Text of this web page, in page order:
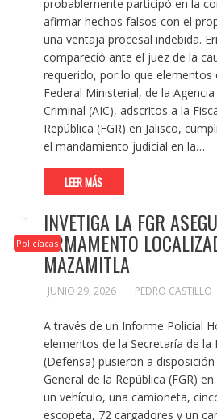
probablemente participó en la
afirmar hechos falsos con el
una ventaja procesal indebida.
compareció ante el juez de la
requerido, por lo que elementos
Federal Ministerial, de la
Criminal (AIC), adscritos a la
República (FGR) en Jalisco,
el mandamiento judicial en la…
LEER MÁS
Policíacas
INVETIGA LA FGR
ARMAMENTO
MAZAMITLA
JUNIO 29, 2026 PEDRO CASTILLO
A través de un Informe Policial
elementos de la Secretaría de la
(Defensa) pusieron a disposición
General de la República (FGR)
un vehículo, una camioneta,
escopeta, 72 cargadores y un